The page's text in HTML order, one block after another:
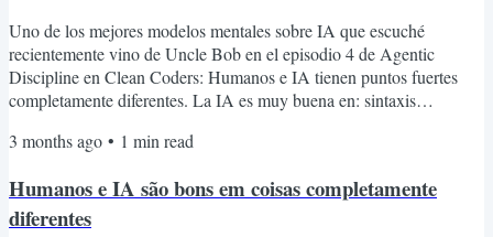
Uno de los mejores modelos mentales sobre IA que escuché
recientemente vino de Uncle Bob en el episodio 4 de Agentic
Discipline en Clean Coders: Humanos e IA tienen puntos fuertes
completamente diferentes. La IA es muy buena en: sintaxis
boilerplate buscar información reasoning lógico/local Los humanos
entendimiento de contexto discernimiento moral experiencia...
3 months ago • 1 min read
Humanos e IA são bons em coisas completamente
diferentes